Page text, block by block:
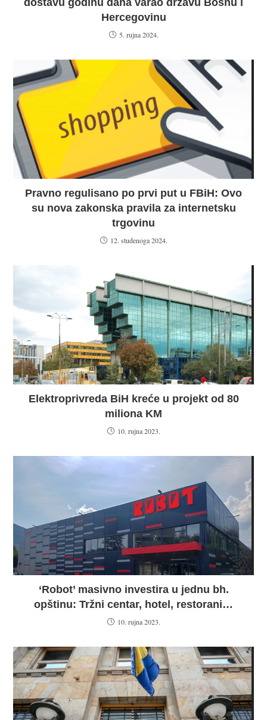
dostavu godinu dana varao državu Bosnu i
Hercegovinu
5. rujna 2024.
Pravno regulisano po prvi put u FBiH: Ovo
su nova zakonska pravila za internetsku
trgovinu
12. studenoga 2024.
Elektroprivreda BiH kreće u projekt od 80
miliona KM
10. rujna 2023.
‘Robot’ masivno investira u jednu bh.
opštinu: Tržni centar, hotel, restorani…
10. rujna 2023.